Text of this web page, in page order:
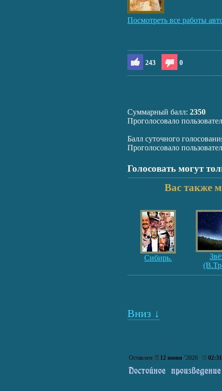
Посмотреть все работы
243 0
Суммарный балл: 2350
Проголосовало
Балл суточного
Проголосовало
Голосовать могут
Вас также
Сибирь.
Вниз ↓
Оставлен: 12 июня ’2026 02:31